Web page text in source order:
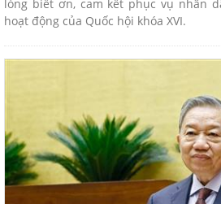
lòng biết ơn, cam kết phục vụ nhân
hoạt động của Quốc hội khóa XVI.